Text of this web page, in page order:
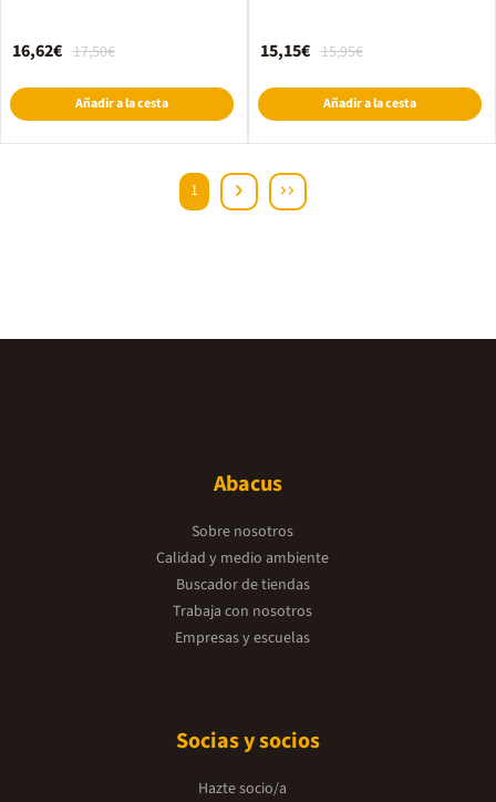
17,50€
16,62€
Añadir a la cesta
15,95€
15,15€
Añadir a la cesta
1
Abacus
Sobre nosotros
Calidad y medio ambiente
Buscador de tiendas
Trabaja con nosotros
Empresas y escuelas
Socias y socios
Hazte socio/a